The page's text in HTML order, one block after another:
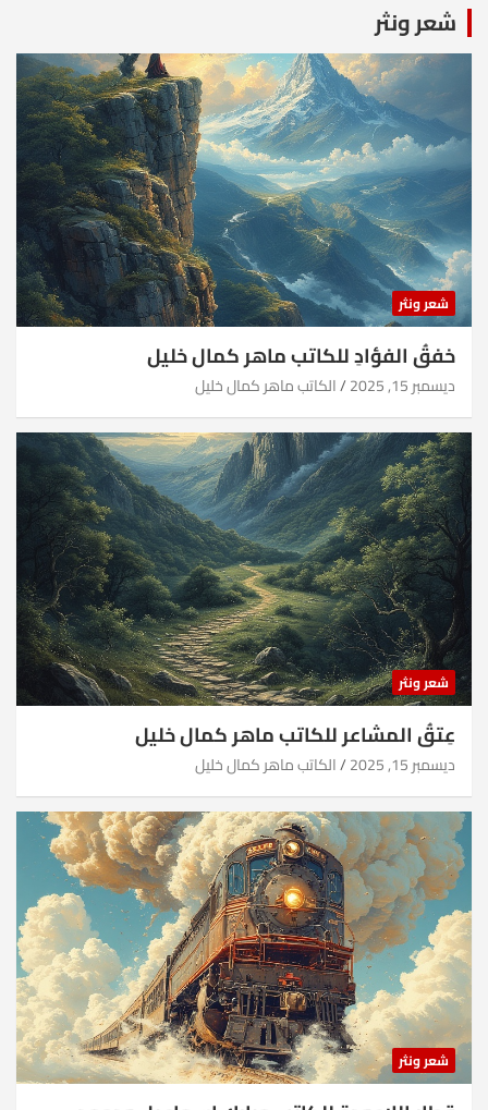
شعر ونثر
شعر ونثر
خفقُ الفؤادِ للكاتب ماهر كمال خليل
ديسمبر 15, 2025 الكاتب ماهر كمال خليل
شعر ونثر
عِتقُ المشاعر للكاتب ماهر كمال خليل
ديسمبر 15, 2025 الكاتب ماهر كمال خليل
شعر ونثر